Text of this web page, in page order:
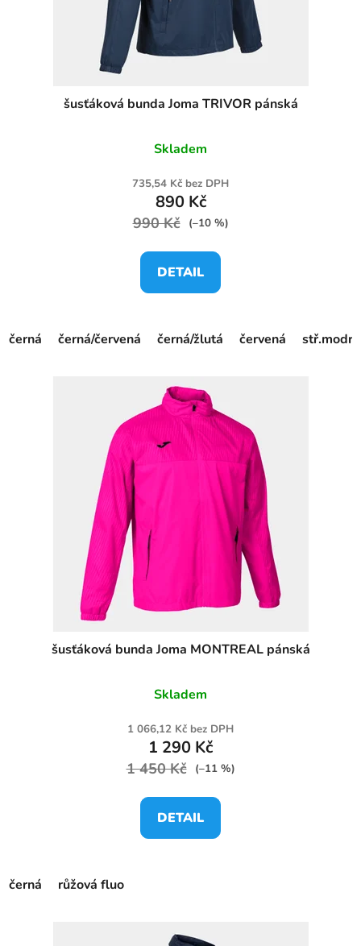
šusťáková bunda Joma TRIVOR pánská
Skladem
735,54 Kč bez DPH
890 Kč
990 Kč (–10 %)
DETAIL
černá černá/červená černá/žlutá červená stř.modrá
šusťáková bunda Joma MONTREAL pánská
Skladem
1 066,12 Kč bez DPH
1 290 Kč
1 450 Kč (–11 %)
DETAIL
černá růžová fluo